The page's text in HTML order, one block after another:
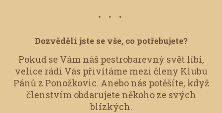
Dozvěděli jste se vše, co potřebujete?
Pokud se Vám náš pestrobarevný svět líbí,
velice rádi Vás přivítáme mezi členy Klubu
Pánů z Ponožkovic. Anebo nás potěšíte, když
členstvím obdarujete někoho ze svých
blízkých.